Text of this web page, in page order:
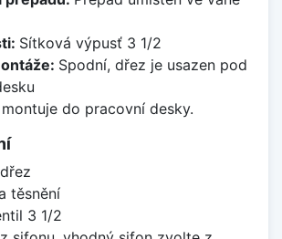
Sítková výpusť 3 1/2
Spodní, dřez je usazen pod
do pracovní desky.
těsnění
3 1/2